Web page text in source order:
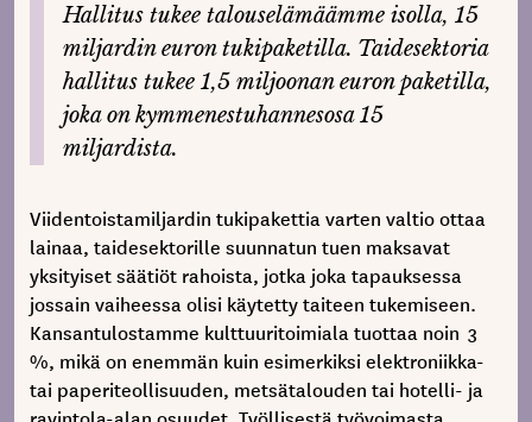
Hallitus tukee talouselämäämme isolla, 15
miljardin euron tukipaketilla. Taidesektoria
hallitus tukee 1,5 miljoonan euron paketilla,
joka on kymmenestuhannesosa 15
miljardista.
Viidentoistamiljardin tukipakettia varten valtio ottaa
lainaa, taidesektorille suunnatun tuen maksavat
yksityiset säätiöt rahoista, jotka joka tapauksessa
jossain vaiheessa olisi käytetty taiteen tukemiseen.
Kansantulostamme kulttuuritoimiala tuottaa noin 3
%, mikä on enemmän kuin esimerkiksi elektroniikka-
tai paperiteollisuuden, metsätalouden tai hotelli- ja